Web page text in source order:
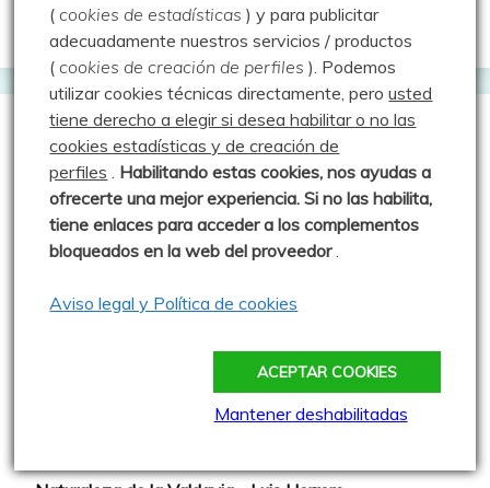
Web oficial del Geocaching
Webs que cotilleo
Sparrou - Juegos sobre naturaleza
Asociación Cultural "Peña Ruz"
Cronoescalada TORREÓN Carrera Vertical
Más madera - El blog de Rober
(cookies de estadísticas ) y para publicitar
adecuadamente nuestros servicios / productos
(cookies de creación de perfiles ). Podemos
utilizar cookies técnicas directamente, perousted
tiene derecho a elegir si desea habilitar o no las
cookies estadísticas y de creación de
perfiles . Habilitando estas cookies, nos ayudas a
ofrecerte una mejor experiencia. Si no las habilita,
tiene enlaces para acceder a los complementos
bloqueados en la web del proveedor.
Aviso legal y Política de cookies
ACEPTAR COOKIES
Mantener deshabilitadas